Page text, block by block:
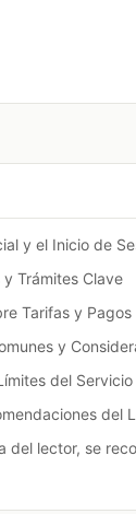
y el Inicio de
Trámites Clave
Tarifas y Pagos
y
del Servicio
del
del lector, se